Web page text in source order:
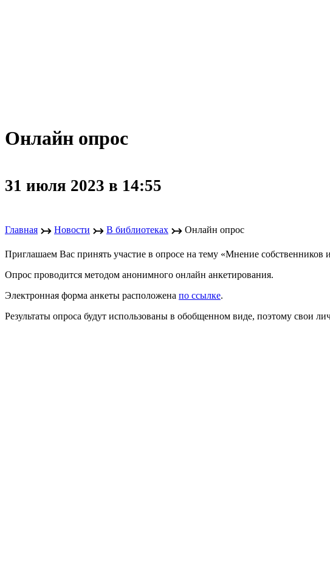
Онлайн опрос
31 июля 2023 в 14:55
Главная ↣ Новости ↣ В библиотеках ↣ Онлайн опрос
Приглашаем Вас принять участие в опросе на тему «Мнение собственников
Опрос проводится методом анонимного онлайн анкетирования.
Электронная форма анкеты расположена по ссылке.
Результаты опроса будут использованы в обобщенном виде, поэтому свои